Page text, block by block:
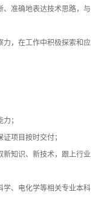
准确地表达技术思路，与
力，在工作中积极探索和应
；
项目按时交付；
新知识、新技术，跟上行业
学、电化学等相关专业本科